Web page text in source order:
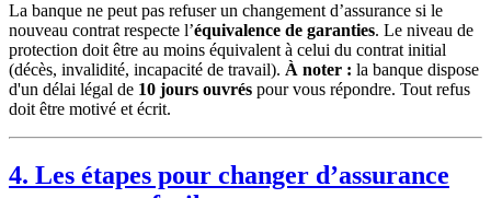
La banque ne peut pas refuser un changement d’assurance si le
nouveau contrat respecte l’équivalence de garanties. Le niveau de
protection doit être au moins équivalent à celui du contrat initial
(décès, invalidité, incapacité de travail). À noter : la banque dispose
d'un délai légal de 10 jours ouvrés pour vous répondre. Tout refus
doit être motivé et écrit.
4. Les étapes pour changer d’assurance